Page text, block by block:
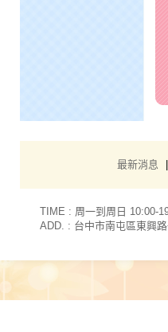
TIME : 周一到周日 10:00-
ADD. : 台中市南屯區東興
最新消息